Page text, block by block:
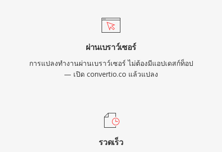
ผ่านเบราว์เซอร์
การแปลงทำงานผ่านเบราว์เซอร์ ไม่ต้องมีแอปเดสก์ท็อป
— เปิด convertio.co แล้วแปลง
รวดเร็ว